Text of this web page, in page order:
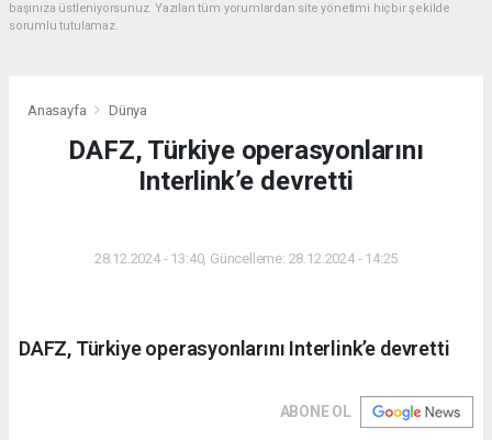
başınıza üstleniyorsunuz. Yazılan tüm yorumlardan site yönetimi hiçbir şekilde
sorumlu tutulamaz.
Anasayfa Dünya
DAFZ, Türkiye operasyonlarını
Interlink’e devretti
28.12.2024 - 13:40, Güncelleme: 28.12.2024 - 14:25
DAFZ, Türkiye operasyonlarını Interlink’e devretti
ABONE OL